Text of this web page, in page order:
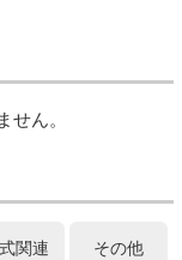
せん。
関連 その他